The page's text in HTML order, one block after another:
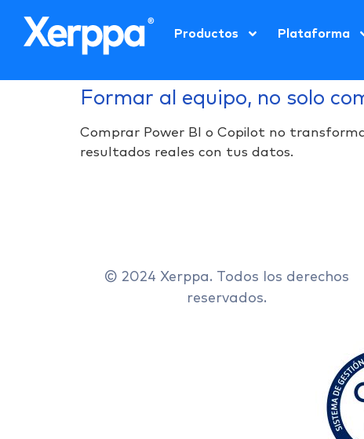
Productos Plataforma
Formar al equipo, no solo
Comprar Power BI o Copilot no
resultados reales con tus datos.
© 2024 Xerppa. Todos los derechos
reservados.